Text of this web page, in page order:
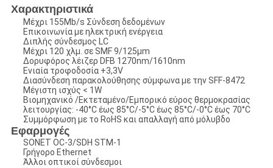
Χαρακτηριστικά
Μέχρι 155Mb/s Σύνδεση δεδομένων
Επικοινωνία με ηλεκτρική ενέργεια
Διπλής σύνδεσμος LC
Μέχρι 120 χλμ. σε SMF 9/125μm
Δορυφόρος λέιζερ DFB 1270nm/1610nm
Ενιαία τροφοδοσία +3,3V
Διασύνδεση παρακολούθησης σύμφωνα με την SFF-8472
Μέγιστη ισχύς < 1W
Βιομηχανικό /Εκτεταμένο/Εμπορικό εύρος θερμοκρασίας
λειτουργίας: -40°C έως 85°C/-5°C έως 85°C/-0°C έως 70°C
Συμμόρφωση με το RoHS και απαλλαγή από μόλυβδο
Εφαρμογές
SONET OC-3/SDH STM-1
Γρήγορο Ethernet
Άλλοι οπτικοί σύνδεσμοι